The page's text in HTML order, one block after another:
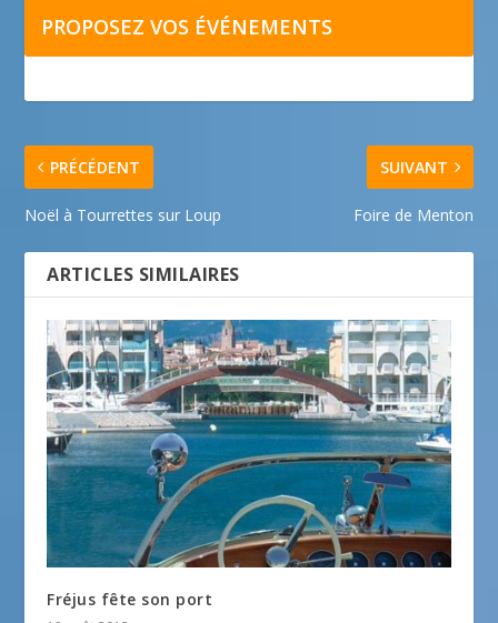
PROPOSEZ VOS ÉVÉNEMENTS
PRÉCÉDENT
Noël à Tourrettes sur Loup
SUIVANT
Foire de Menton
ARTICLES SIMILAIRES
Fréjus fête son port